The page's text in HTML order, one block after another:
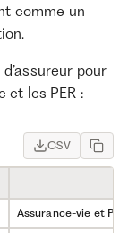
comme un
pour
et les PER :
CSV
Assurance-vie et